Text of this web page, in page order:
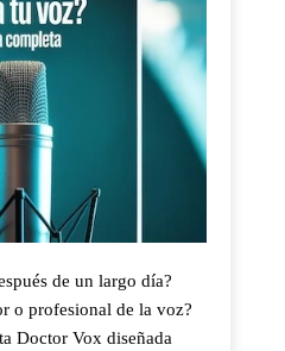
de un largo día?
o profesional de la voz?
Doctor Vox diseñada